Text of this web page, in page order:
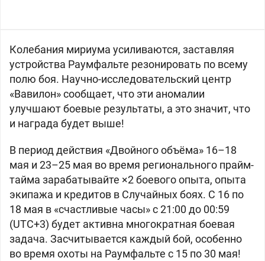
Колебания мириума усиливаются, заставляя
устройства Раумфальте резонировать по всему
полю боя. Научно-исследовательский центр
«Вавилон» сообщает, что эти аномалии
улучшают боевые результаты, а это значит, что
и награда будет выше!
В период действия «Двойного объёма» 16–18
мая и 23–25 мая во время регионального прайм-
тайма зарабатывайте ×2 боевого опыта, опыта
экипажа и кредитов в Случайных боях. С 16 по
18 мая в «счастливые часы» с 21:00 до 00:59
(UTC+3) будет активна многократная боевая
задача. Засчитывается каждый бой, особенно
во время охоты на Раумфальте с 15 по 30 мая!